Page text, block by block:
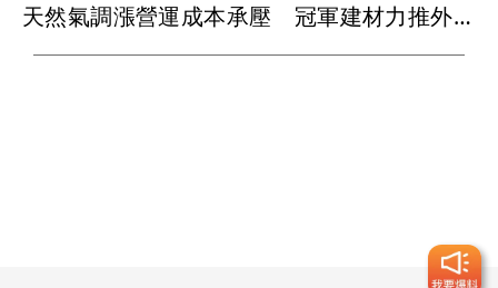
天然氣調漲營運成本承壓 冠軍建材力推外牆乾掛工法打入科技廠房